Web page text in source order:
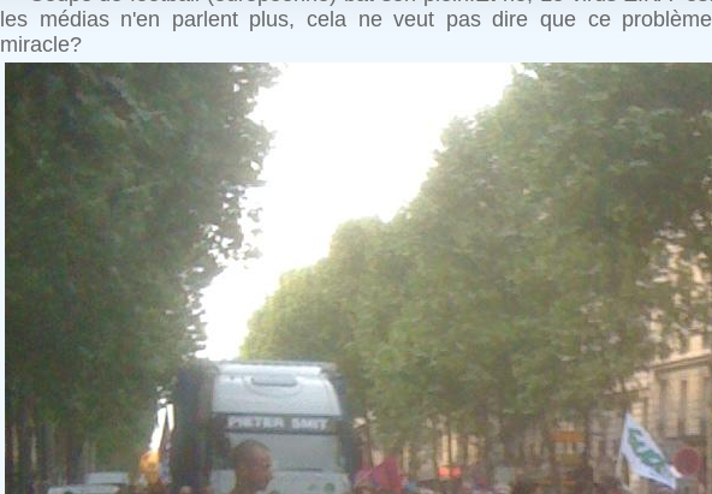
les médias n'en parlent plus, cela ne veut pas dire que ce
miracle?